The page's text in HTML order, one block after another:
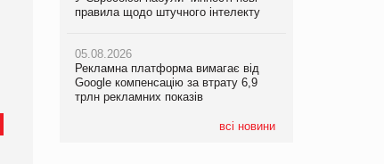
правила щодо штучного інтелекту
05.08.2026
Рекламна платформа вимагає від
Google компенсацію за втрату 6,9
трлн рекламних показів
всі новини
Сергій Лісунов про заморожені
хлібобулочні вироби на
PrivateLabel&FMCG Master 2026
правила щодо штучного інтелекту
05.08.2026
Рекламна платформа вимагає від
Google компенсацію за втрату 6,9
трлн рекламних показів